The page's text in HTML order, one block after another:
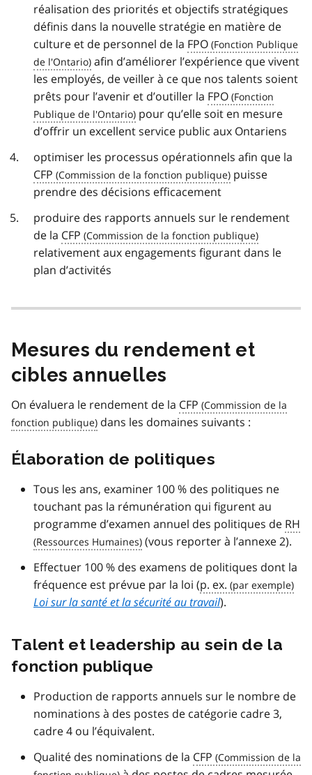
réalisation des priorités et objectifs stratégiques
définis dans la nouvelle stratégie en matière de
culture et de personnel de la FPO
afin d’améliorer l’expérience que vivent
les employés, de veiller à ce que nos talents soient
prêts pour l’avenir et d’outiller la FPO
pour qu’elle soit en mesure
d’offrir un excellent service public aux Ontariens
optimiser les processus opérationnels afin que la
CFP
puisse
prendre des décisions efficacement
produire des rapports annuels sur le rendement
de la CFP
relativement aux engagements figurant dans le
plan d’activités
Mesures du rendement et
cibles annuelles
On évaluera le rendement de la CFP
dans les domaines suivants :
Élaboration de politiques
Tous les ans, examiner 100 % des politiques ne
touchant pas la rémunération qui figurent au
programme d’examen annuel des politiques de RH
(vous reporter à l’annexe 2).
Effectuer 100 % des examens de politiques dont la
fréquence est prévue par la loi (p. ex.
Loi sur la santé et la sécurité au travail).
Talent et leadership au sein de la
fonction publique
Production de rapports annuels sur le nombre de
nominations à des postes de catégorie cadre 3,
cadre 4 ou l’équivalent.
Qualité des nominations de la CFP